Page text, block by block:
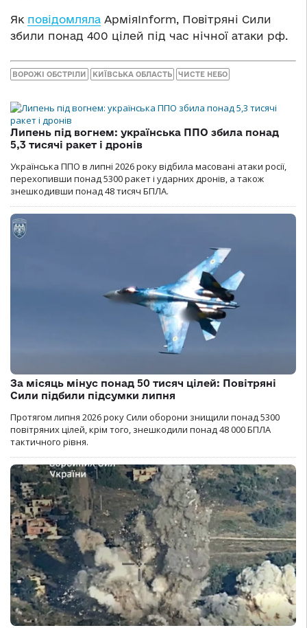
Як повідомляла АрміяInform, Повітряні Сили
збили понад 400 цілей під час нічної атаки рф.
ВОРОЖІ ОБСТРІЛИ КИЇВСЬКА ОБЛАСТЬ ЧИСТЕ НЕБО
Липень під вогнем: українська ППО збила понад
5,3 тисячі ракет і дронів
Українська ППО в липні 2026 року відбила масовані атаки росії,
перехопивши понад 5300 ракет і ударних дронів, а також
знешкодивши понад 48 тисяч БПЛА.
За місяць мінус понад 50 тисяч цілей: Повітряні
Сили підбили підсумки липня
Протягом липня 2026 року Cили оборони знищили понад 5300
повітряних цілей, крім того, знешкодили понад 48 000 БПЛА
тактичного рівня.